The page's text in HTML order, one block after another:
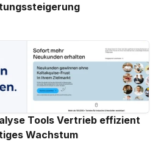
Tools Vertrieb effizient
Wachstum